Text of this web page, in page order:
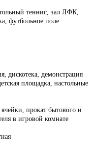
теннис, зал ЛФК,
футбольное поле
дискотека, демонстрация
площадка, настольные
прокат бытового и
в игровой комнате